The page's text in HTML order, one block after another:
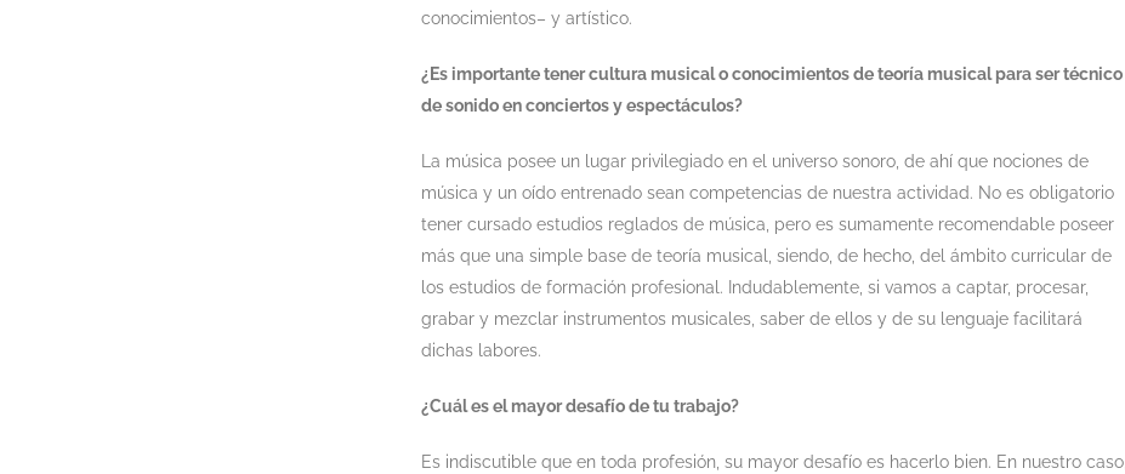
conocimientos– y artístico.
¿Es importante tener cultura musical o conocimientos de teoría musical para ser técnico
de sonido en conciertos y espectáculos?
La música posee un lugar privilegiado en el universo sonoro, de ahí que nociones de
música y un oído entrenado sean competencias de nuestra actividad. No es obligatorio
tener cursado estudios reglados de música, pero es sumamente recomendable poseer
más que una simple base de teoría musical, siendo, de hecho, del ámbito curricular de
los estudios de formación profesional. Indudablemente, si vamos a captar, procesar,
grabar y mezclar instrumentos musicales, saber de ellos y de su lenguaje facilitará
dichas labores.
¿Cuál es el mayor desafío de tu trabajo?
Es indiscutible que en toda profesión, su mayor desafío es hacerlo bien. En nuestro caso,